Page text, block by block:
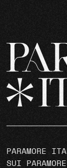
PARAMORE
SUI